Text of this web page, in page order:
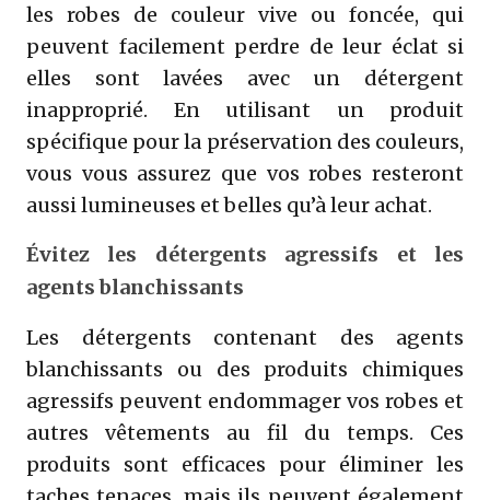
les robes de couleur vive ou foncée, qui
peuvent facilement perdre de leur éclat si
elles sont lavées avec un détergent
inapproprié. En utilisant un produit
spécifique pour la préservation des couleurs,
vous vous assurez que vos robes resteront
aussi lumineuses et belles qu’à leur achat.
Évitez les détergents agressifs et les
agents blanchissants
Les détergents contenant des agents
blanchissants ou des produits chimiques
agressifs peuvent endommager vos robes et
autres vêtements au fil du temps. Ces
produits sont efficaces pour éliminer les